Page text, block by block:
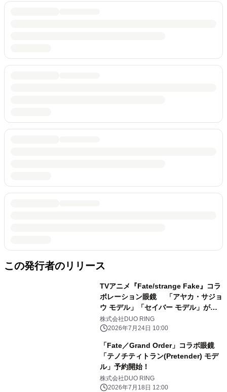
この発行者のリリース
TVアニメ『Fate/strange Fake』コラ
ボレーション眼鏡 「アヤカ・サジョ
ウ モデル」「セイバー モデル」が登
場 2026年7月24日(金)より予約開
始！
株式会社DUO RING
2026年7月24日 10:00
「Fate／Grand Order」コラボ眼鏡
「テノチティトラン(Pretender) モデ
ル」予約開始！
株式会社DUO RING
2026年7月18日 12:00